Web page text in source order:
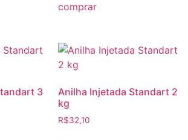
comprar
3
Anilha Injetada Standart 2
kg
R$32,10